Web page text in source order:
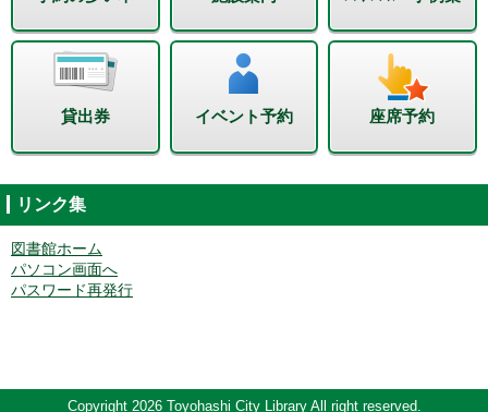
貸出券 イベント予約 座席予約
リンク集
図書館ホーム
パソコン画面へ
パスワード再発行
Copyright 2026 Toyohashi City Library All right reserved.